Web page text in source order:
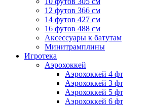
12 футов 366 см
14 футов 427 см
16 футов 488 см
Аксессуары к батутам
Минитрамплины
Игротека
Аэрохоккей
Аэрохоккей 4 фт
Аэрохоккей 3 фт
Аэрохоккей 5 фт
Аэрохоккей 6 фт